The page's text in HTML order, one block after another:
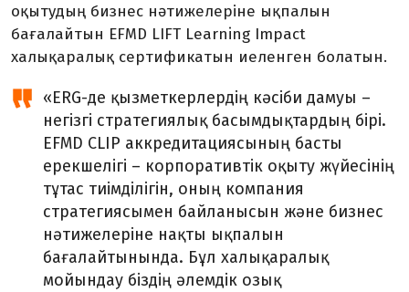
оқытудың бизнес нәтижелеріне ықпалын
бағалайтын EFMD LIFT Learning Impact
халықаралық сертификатын иеленген болатын.
«ERG-де қызметкерлердің кәсіби дамуы –
негізгі стратегиялық басымдықтардың бірі.
EFMD CLIP аккредитациясының басты
ерекшелігі – корпоративтік оқыту жүйесінің
тұтас тиімділігін, оның компания
стратегиясымен байланысын және бизнес
нәтижелеріне нақты ықпалын
бағалайтынында. Бұл халықаралық
мойындау біздің әлемдік озық